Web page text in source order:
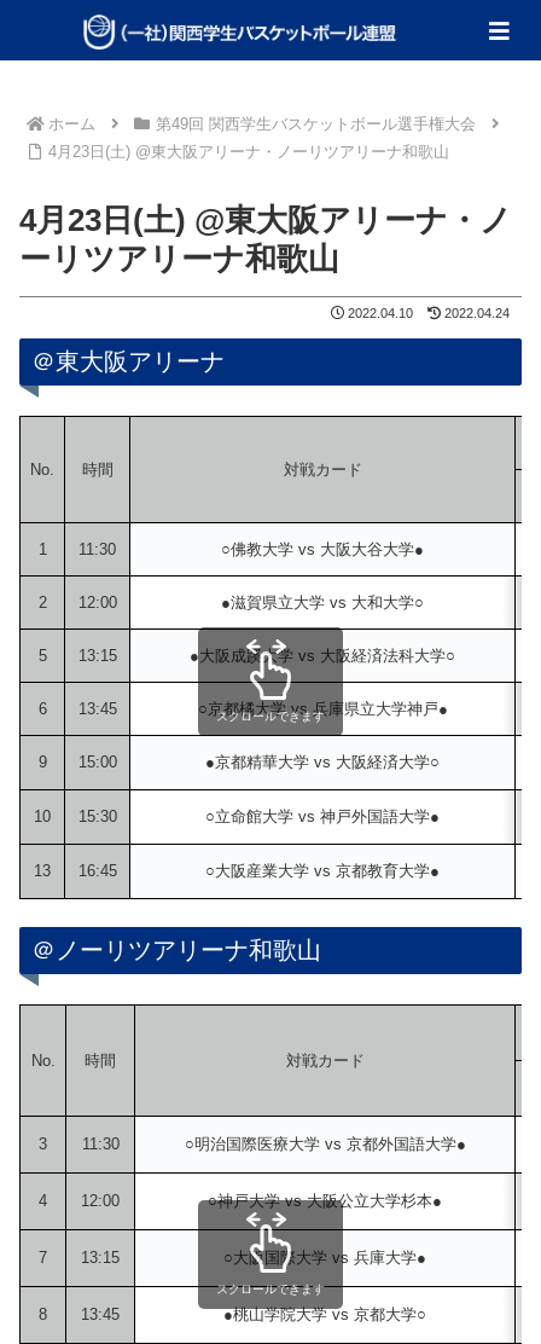
ホーム
第49回 関西学生バスケットボール選手権大会
4月23日(土) @東大阪アリーナ・ノーリツアリーナ和歌山
4月23日(土) @東大阪アリーナ・ノ
ーリツアリーナ和歌山
2022.04.10 2022.04.24
＠東大阪アリーナ
No. 時間
対戦カード
1 11:30 ○佛教大学 vs 大阪大谷大学●
2 12:00 ●滋賀県立大学 vs 大和大学○
5 13:15 ●大阪成蹊大学 vs 大阪経済法科大学○
6 13:45 ○京都橘大学 vs 兵庫県立大学神戸●
9 15:00 ●京都精華大学 vs 大阪経済大学○
10 15:30 ○立命館大学 vs 神戸外国語大学●
13 16:45 ○大阪産業大学 vs 京都教育大学●
スクロールできます
＠ノーリツアリーナ和歌山
No. 時間
対戦カード
3 11:30 ○明治国際医療大学 vs 京都外国語大学●
4 12:00 ○神戸大学 vs 大阪公立大学杉本●
7 13:15 ○大阪国際大学 vs 兵庫大学●
8 13:45 ●桃山学院大学 vs 京都大学○
スクロールできます